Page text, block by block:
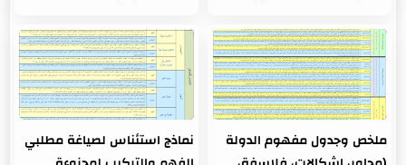
ملخص وجدول مفهوم الدولة
نماذج استئناس لصياغة مطلبي